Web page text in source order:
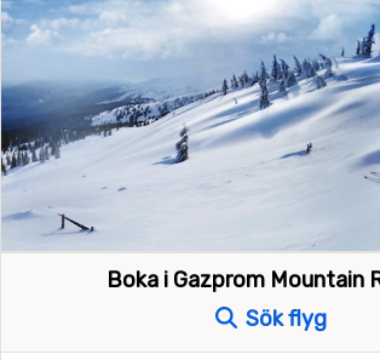
Boka i Gazprom Mountain
Sök flyg